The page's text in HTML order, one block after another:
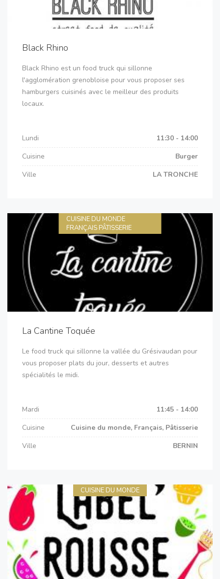
Black Rhino
Black Rhino est un food truck qui sillonne
l'agglomération grenobloise pour vous proposer ses
hamburgers cuisinés avec le meilleur des produits
locaux.
Lundi
11:30 - 14:00
Cuisine
Burger
Ville
LA TRONCHE
CUISINE DU MONDE
FRANÇAIS PÂTISSERIE
La Cantine Toquée
Le food truck qui sillonne la vallée du Grésivaudan pour
vous proposer plats du jour, desserts et autres
spécialités le midi.
Mardi
11:45 - 14:00
Cuisine
Cuisine du monde, Français, Pâtisserie
Ville
BERNIN
CUISINE DU MONDE